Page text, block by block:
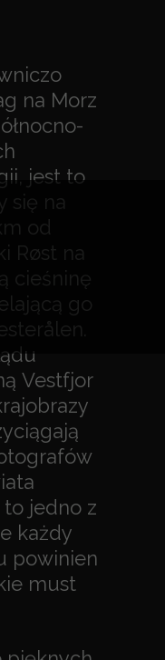
na Morz
, jest to
się na
od
Røst na
cieśninę
go
.
Vestfjor
to jedno z
każdy
powinien
must